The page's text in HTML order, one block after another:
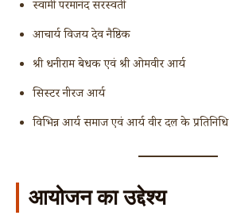
स्वामी परमानंद सरस्वती
आचार्य विजय देव नैष्ठिक
श्री धनीराम बेधक एवं श्री ओमवीर आर्य
सिस्टर नीरज आर्य
विभिन्न आर्य समाज एवं आर्य वीर दल के प्रतिनिधि
आयोजन का उद्देश्य